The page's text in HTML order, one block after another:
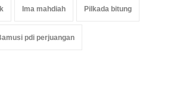
Ima mahdiah Pilkada bitung
pdi perjuangan